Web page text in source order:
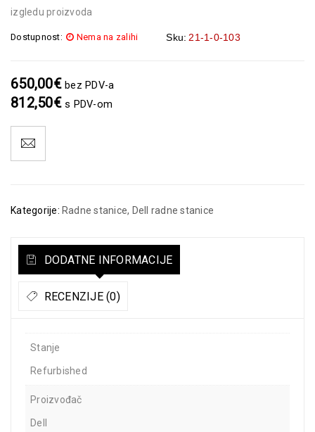
izgledu proizvoda
Dostupnost: Nema na zalihi Sku: 21-1-0-103
650,00€ bez PDV-a
812,50€s PDV-om
Kategorije: Radne stanice, Dell radne stanice
DODATNE INFORMACIJE
RECENZIJE (0)
Stanje
Refurbished
Proizvođač
Dell